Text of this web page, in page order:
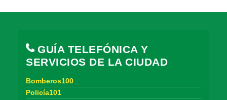
GUÍA TELEFÓNICA Y
SERVICIOS DE LA CIUDAD
Bomberos100
Policía101